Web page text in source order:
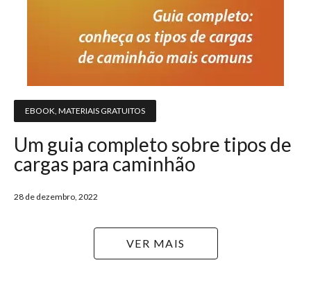
EBOOK MATERIAIS GRATUITOS
Um guia completo sobre tipos de
cargas para caminhão
28 de dezembro, 2022
VER MAIS